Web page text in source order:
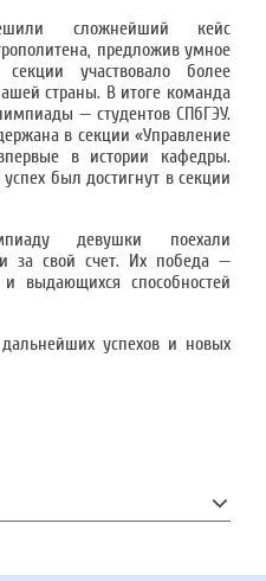
сложнейший кейс
предложив умное
участвовало более
страны. В итоге команда
— студентов СПбГЭУ.
в секции «Управление
в истории кафедры.
был достигнут в секции
девушки поехали
за свой счет. Их победа —
выдающихся способностей
успехов и новых